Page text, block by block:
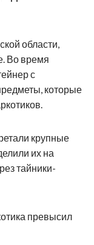
области,
Во время
с
которые
крупные
их на
тайники-
превысил